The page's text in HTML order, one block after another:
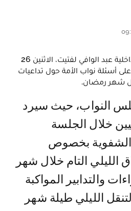
من المنتظر أن يحل وزير الداخلية عبد الوافي لفتيت، الاثنين 26
للرد على أسئلة نواب الأمة حول تداعيات
شهر رمضان.
خلال الجلسة
الشفوية بخصوص
الليلي التام خلال شهر
والتدابير المواكبة
الليلي طيلة شهر